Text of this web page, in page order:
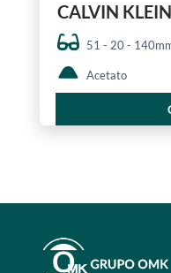
CALVIN
51 - 20 -
Acetato